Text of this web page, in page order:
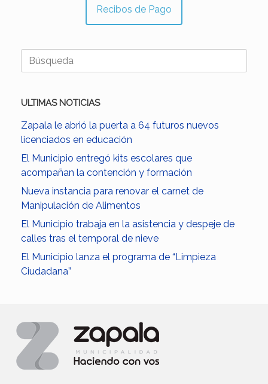
Recibos de Pago
Buscar:
ULTIMAS NOTICIAS
Zapala le abrió la puerta a 64 futuros nuevos
licenciados en educación
El Municipio entregó kits escolares que
acompañan la contención y formación
Nueva instancia para renovar el carnet de
Manipulación de Alimentos
El Municipio trabaja en la asistencia y despeje de
calles tras el temporal de nieve
El Municipio lanza el programa de “Limpieza
Ciudadana”